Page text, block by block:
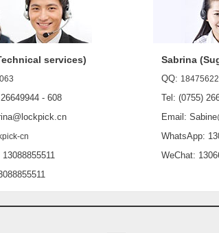
services)
- 608
cn
Sabrina
QQ:
Tel: (0755)
Email:
WhatsApp:
WeChat: